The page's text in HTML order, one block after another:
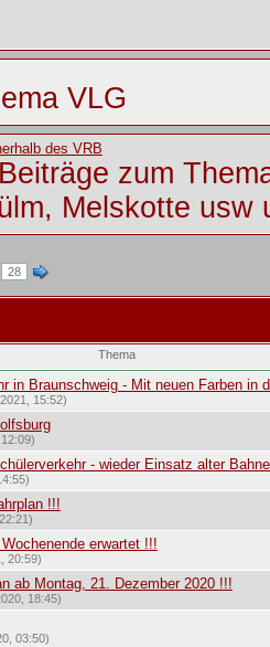
VLG
des VRB
zum
Melskotte usw
28
Thema
in Braunschweig - Mit neuen Farben in
15:52)
- wieder Einsatz alter
!!!
erwartet !!!
20:59)
ab Montag, 21. Dezember 2020 !!!
18:45)
03:50)